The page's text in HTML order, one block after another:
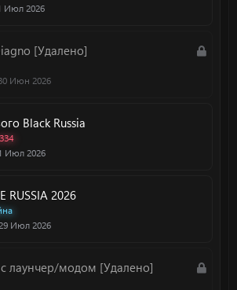
Июл 2026
З
[Удалено]
Июн 2026
Black Russia
Июл 2026
RUSSIA 2026
29 Июл 2026
З
лаунчер/модом [Удалено]